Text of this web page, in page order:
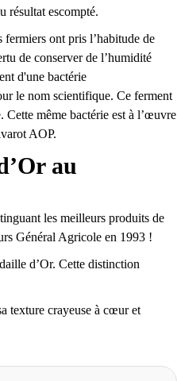
résultat escompté.
fermiers ont pris l’habitude de
de conserver de l’humidité
d'une bactérie
le nom scientifique. Ce ferment
Cette même bactérie est à l’œuvre
AOP.
au
les meilleurs produits de
Général Agricole en 1993 !​
d’Or. Cette distinction
texture crayeuse à cœur et